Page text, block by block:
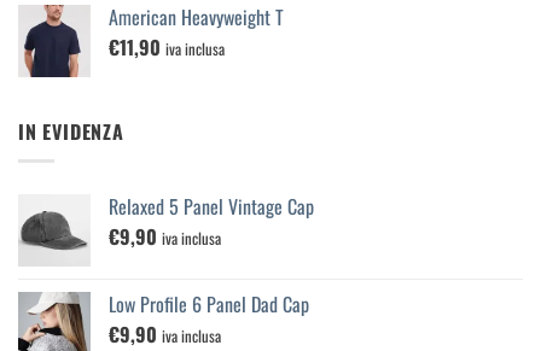
American Heavyweight T
€11,90 iva inclusa
IN EVIDENZA
Relaxed 5 Panel Vintage Cap
€9,90 iva inclusa
Low Profile 6 Panel Dad Cap
€9,90 iva inclusa